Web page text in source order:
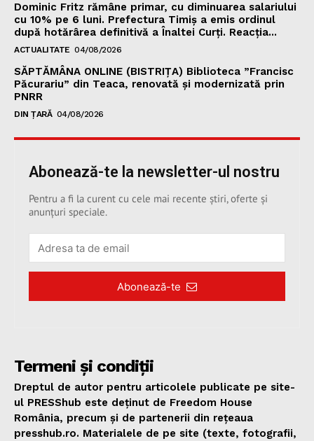
Dominic Fritz rămâne primar, cu diminuarea salariului
cu 10% pe 6 luni. Prefectura Timiș a emis ordinul
după hotărârea definitivă a Înaltei Curți. Reacția...
ACTUALITATE 04/08/2026
SĂPTĂMÂNA ONLINE (BISTRIȚA) Biblioteca ”Francisc
Păcurariu” din Teaca, renovată și modernizată prin
PNRR
DIN ȚARĂ 04/08/2026
Abonează-te la newsletter-ul nostru
Pentru a fi la curent cu cele mai recente știri, oferte și
anunțuri speciale.
Abonează-te
Termeni și condiții
Dreptul de autor pentru articolele publicate pe site-
ul PRESShub este deținut de Freedom House
România, precum și de partenerii din rețeaua
presshub.ro. Materialele de pe site (texte, fotografii,